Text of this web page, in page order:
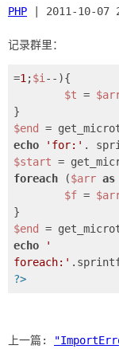
PHP 2011-10-07
=1 ;$i --){
$t =
$end
echo
'for:' .
$start
foreach ($arr as
$f =
$end
echo
'
foreach:'
?>
上一篇: